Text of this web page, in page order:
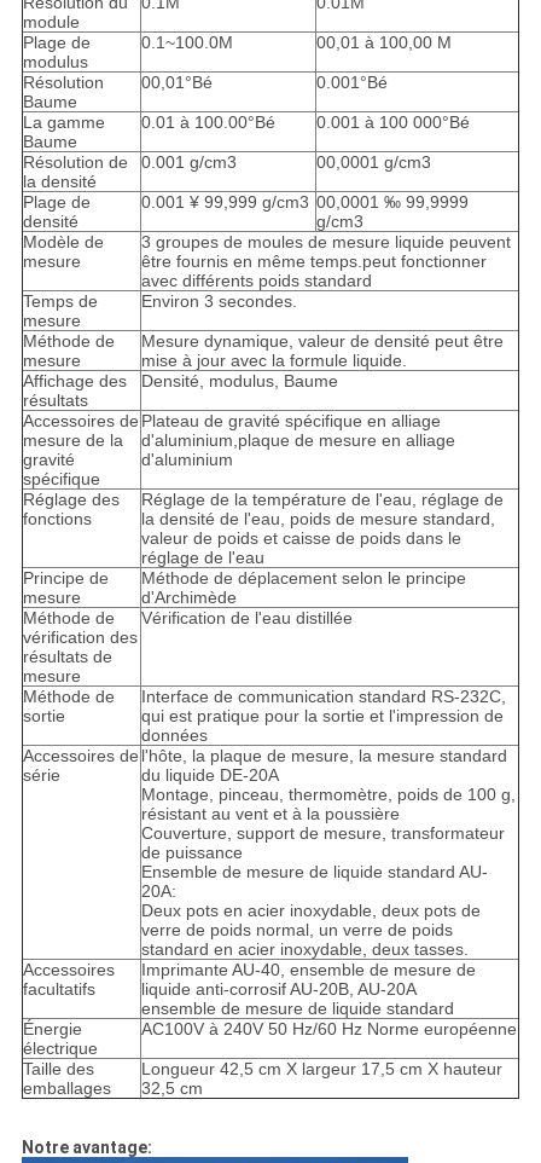
module
Plage de
modulus
0.1~100.0M 00,01 à 100,00 M
Résolution
Baume
00,01°Bé 0.001°Bé
La gamme
Baume
0.01 à 100.00°Bé 0.001 à 100 000°Bé
Résolution de
la densité
0.001 g/cm3 00,0001 g/cm3
Plage de
densité
0.001 ¥ 99,999 g/cm3 00,0001 ‰ 99,9999
g/cm3
Modèle de
mesure
3 groupes de moules de mesure liquide peuvent
être fournis en même temps.peut fonctionner
avec différents poids standard
Temps de
mesure
Environ 3 secondes.
Méthode de
mesure
Mesure dynamique, valeur de densité peut être
mise à jour avec la formule liquide.
Affichage des
résultats
Densité, modulus, Baume
Accessoires de
mesure de la
gravité
spécifique
Plateau de gravité spécifique en alliage
d'aluminium,plaque de mesure en alliage
d'aluminium
Réglage des
fonctions
Réglage de la température de l'eau, réglage de
la densité de l'eau, poids de mesure standard,
valeur de poids et caisse de poids dans le
réglage de l'eau
Principe de
mesure
Méthode de déplacement selon le principe
d'Archimède
Méthode de
vérification des
résultats de
mesure
Vérification de l'eau distillée
Méthode de
sortie
Interface de communication standard RS-232C,
qui est pratique pour la sortie et l'impression de
données
Accessoires de
série
l'hôte, la plaque de mesure, la mesure standard
du liquide DE-20A
Montage, pinceau, thermomètre, poids de 100 g,
résistant au vent et à la poussière
Couverture, support de mesure, transformateur
de puissance
Ensemble de mesure de liquide standard AU-
20A:
Deux pots en acier inoxydable, deux pots de
verre de poids normal, un verre de poids
standard en acier inoxydable, deux tasses.
Accessoires
facultatifs
Imprimante AU-40, ensemble de mesure de
liquide anti-corrosif AU-20B, AU-20A
ensemble de mesure de liquide standard
Énergie
électrique
AC100V à 240V 50 Hz/60 Hz Norme européenne
Taille des
emballages
Longueur 42,5 cm X largeur 17,5 cm X hauteur
32,5 cm
Notre avantage: